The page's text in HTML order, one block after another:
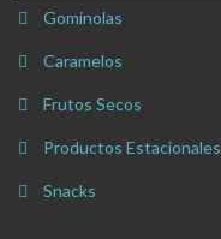
Gominolas
Caramelos
Frutos Secos
Productos Estacionales
Snacks